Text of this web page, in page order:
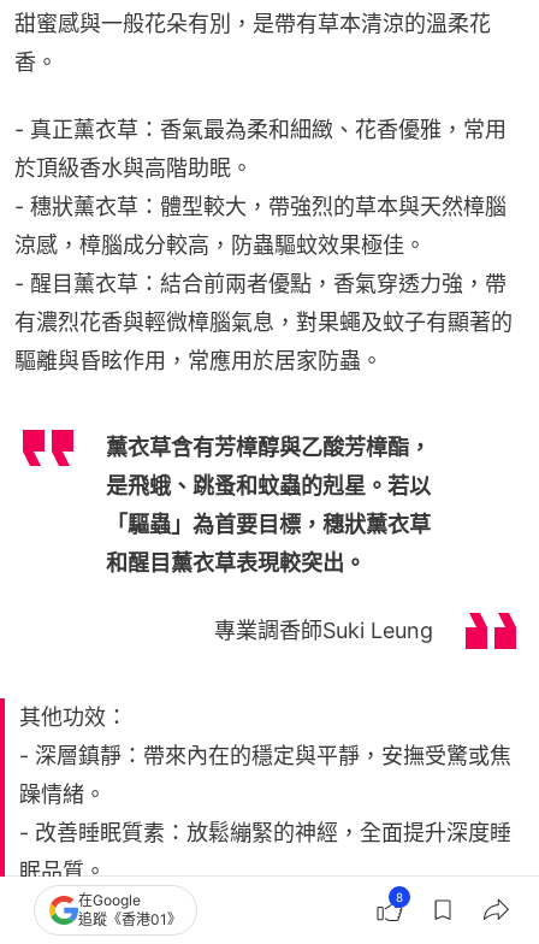
甜蜜感與一般花朵有別，是帶有草本清涼的溫柔花
香。
- 真正薰衣草：香氣最為柔和細緻、花香優雅，常用
於頂級香水與高階助眠。
- 穗狀薰衣草：體型較大，帶強烈的草本與天然樟腦
涼感，樟腦成分較高，防蟲驅蚊效果極佳。
- 醒目薰衣草：結合前兩者優點，香氣穿透力強，帶
有濃烈花香與輕微樟腦氣息，對果蠅及蚊子有顯著的
驅離與昏眩作用，常應用於居家防蟲。
薰衣草含有芳樟醇與乙酸芳樟酯，
是飛蛾、跳蚤和蚊蟲的剋星。若以
「驅蟲」為首要目標，穗狀薰衣草
和醒目薰衣草表現較突出。
專業調香師Suki Leung
其他功效：
- 深層鎮靜：帶來內在的穩定與平靜，安撫受驚或焦
躁情緒。
- 改善睡眠質素：放鬆繃緊的神經，全面提升深度睡
眠品質。
- 紓緩經痛：有效緩解女性生理期不適。
在Google
追蹤《香港01》
8